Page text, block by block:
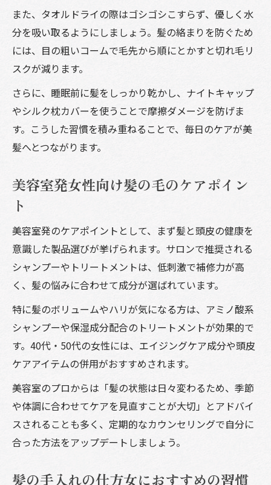
また、タオルドライの際はゴシゴシこすらず、優しく水
分を吸い取るようにしましょう。髪の絡まりを防ぐため
には、目の粗いコームで毛先から順にとかすと切れ毛リ
スクが減ります。
さらに、睡眠前に髪をしっかり乾かし、ナイトキャップ
やシルク枕カバーを使うことで摩擦ダメージを防げま
す。こうした習慣を積み重ねることで、毎日のケアが美
髪へとつながります。
美容室発女性向け髪の毛のケアポイン
ト
美容室発のケアポイントとして、まず髪と頭皮の健康を
意識した製品選びが挙げられます。サロンで推奨される
シャンプーやトリートメントは、低刺激で補修力が高
く、髪の悩みに合わせて成分が選ばれています。
特に髪のボリュームやハリが気になる方は、アミノ酸系
シャンプーや保湿成分配合のトリートメントが効果的で
す。40代・50代の女性には、エイジングケア成分や頭皮
ケアアイテムの併用がおすすめされます。
美容室のプロからは「髪の状態は日々変わるため、季節
や体調に合わせてケアを見直すことが大切」とアドバイ
スされることも多く、定期的なカウンセリングで自分に
合った方法をアップデートしましょう。
髪の手入れの仕方女におすすめの習慣